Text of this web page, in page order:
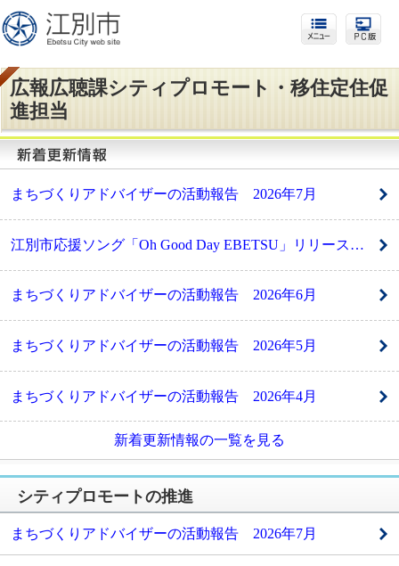
広報広聴課シティプロモート・移住定住促
進担当
まちづくりアドバイザーの活動報告 2026年7月
江別市応援ソング「Oh Good Day EBETSU」リリース！ HAMBURGER BOYSが「EBETSU TIMES」に出演（8月1日）
まちづくりアドバイザーの活動報告 2026年6月
まちづくりアドバイザーの活動報告 2026年5月
まちづくりアドバイザーの活動報告 2026年4月
新着更新情報の一覧を見る
シティプロモートの推進
まちづくりアドバイザーの活動報告 2026年7月